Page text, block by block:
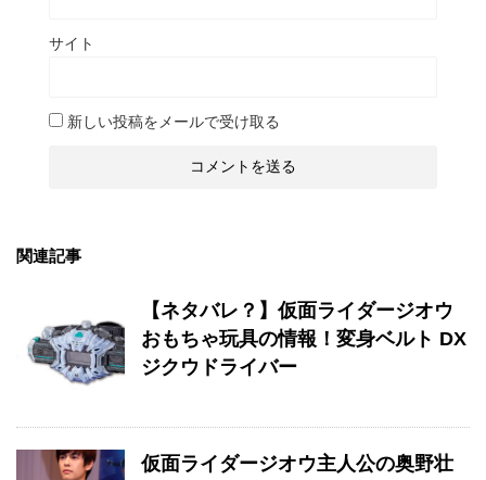
サイト
新しい投稿をメールで受け取る
関連記事
【ネタバレ？】仮面ライダージオウ
おもちゃ玩具の情報！変身ベルト DX
ジクウドライバー
仮面ライダージオウ主人公の奥野壮